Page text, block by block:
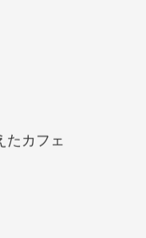
たカフェ